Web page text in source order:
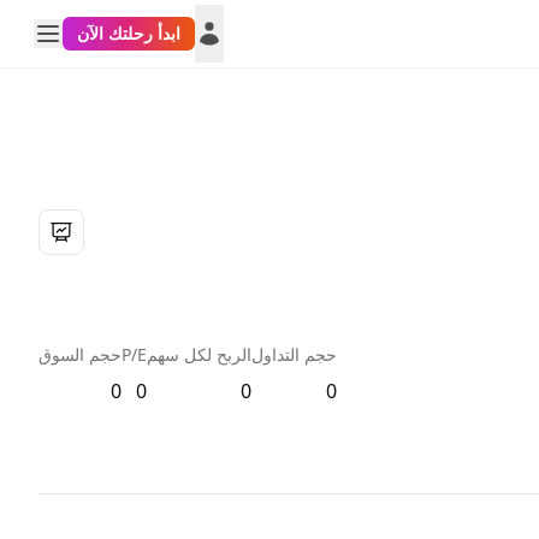
ابدأ رحلتك الآن
حجم التداول
0
الربح لكل سهم
0
P/E
0
حجم السوق
0